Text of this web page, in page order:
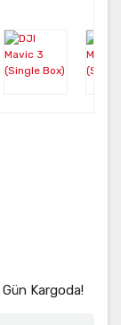
Kargoda!